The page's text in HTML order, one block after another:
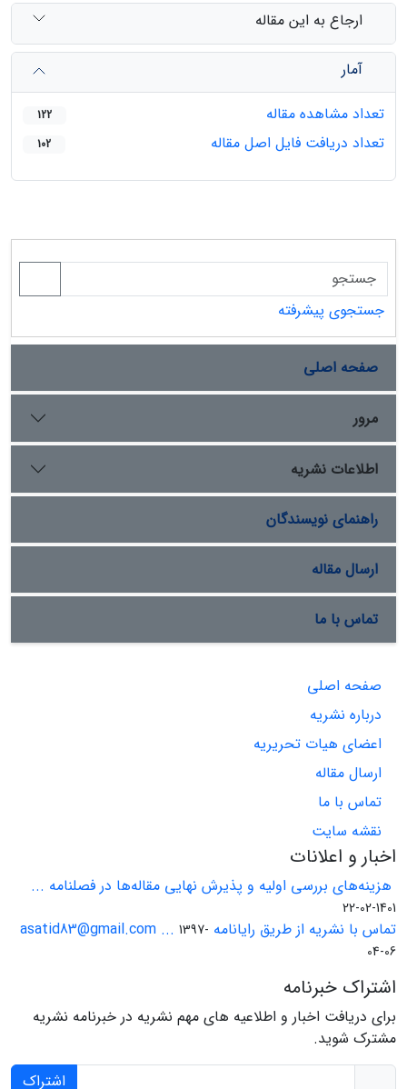
ارجاع به این مقاله
آمار
تعداد مشاهده مقاله
122
تعداد دریافت فایل اصل مقاله 102
جستجوی پیشرفته
صفحه اصلی
مرور
اطلاعات نشریه
راهنمای نویسندگان
ارسال مقاله
تماس با ما
صفحه اصلی
درباره نشریه
اعضای هیات تحریریه
ارسال مقاله
تماس با ما
نقشه سایت
اخبار و اعلانات
هزینه‌های بررسی اولیه و پذیرش نهایی مقاله‌ها در فصلنامه ...
1401-02-22
تماس با نشریه از طریق رایانامه asatid83@gmail.com ... 1397-
04-06
اشتراک خبرنامه
برای دریافت اخبار و اطلاعیه های مهم نشریه در خبرنامه نشریه
مشترک شوید.
اشتراک